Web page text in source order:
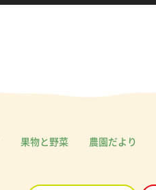
果物と野菜 農園だより